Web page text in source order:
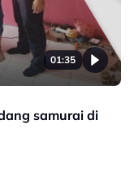
01:35
samurai di